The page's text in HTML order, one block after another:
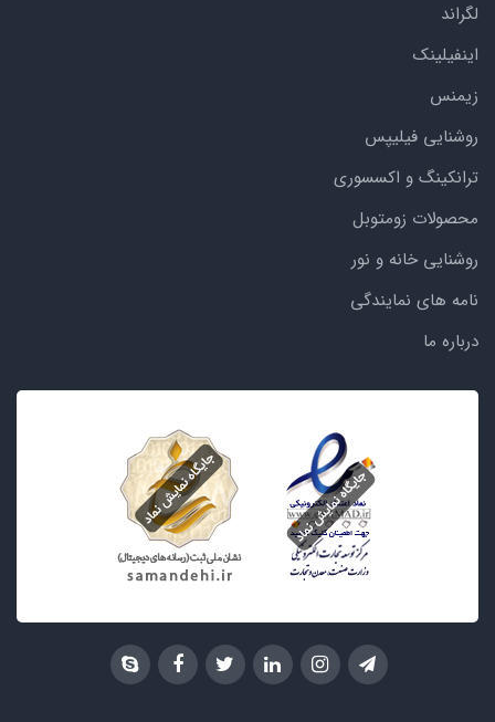
لگراند
اینفیلینک
زیمنس
روشنایی فیلیپس
ترانکینگ و اکسسوری
محصولات زومتوبل
روشنایی خانه و نور
نامه های نمایندگی
درباره ما